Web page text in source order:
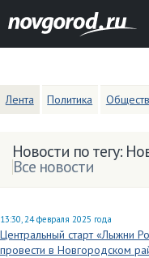
Лента Политика
Новости по тегу:
Все новости
13:30, 24 февраля 2025 года
Центральный старт «Лыжни
провести в Новгородском